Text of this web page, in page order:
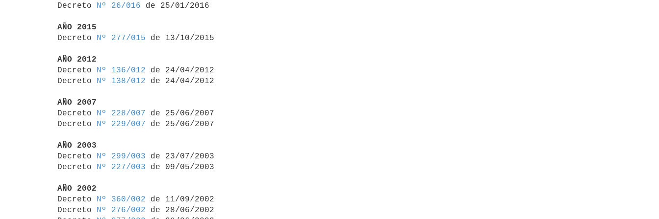
Decreto Nº 26/016 de 25/01/2016
AÑO 2015
Decreto
Nº 277/015 de 13/10/2015
AÑO 2012
Decreto
Nº 136/012 de 24/04/2012
Decreto
Nº 138/012 de 24/04/2012
AÑO 2007
Decreto
Nº 228/007 de 25/06/2007
Decreto
Nº 229/007 de 25/06/2007
AÑO 2003
Decreto
Nº 299/003 de 23/07/2003
Decreto
Nº 227/003 de 09/05/2003
AÑO 2002
Decreto
Nº 360/002 de 11/09/2002
Decreto
Nº 276/002 de 28/06/2002